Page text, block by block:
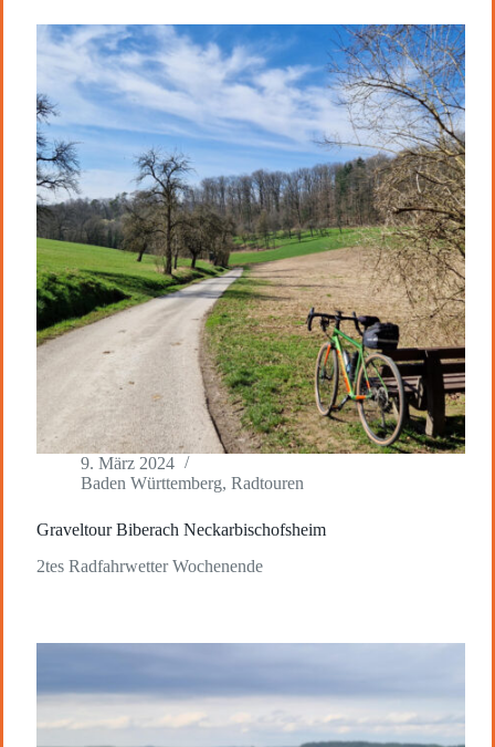
9. März 2024
Baden Württemberg, Radtouren
Graveltour Biberach Neckarbischofsheim
2tes Radfahrwetter Wochenende